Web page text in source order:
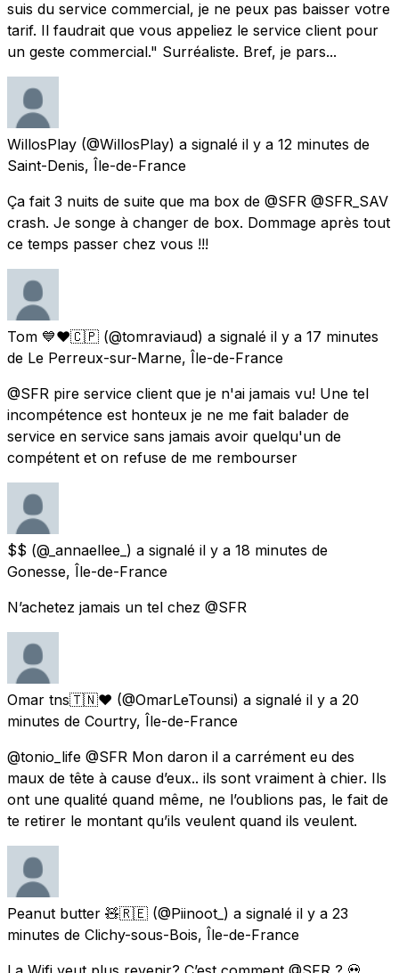
suis du service commercial, je ne peux pas baisser votre
tarif. Il faudrait que vous appeliez le service client pour
un geste commercial." Surréaliste. Bref, je pars...
WillosPlay (@WillosPlay) a signalé il y a 12 minutes de
Saint-Denis, Île-de-France
Ça fait 3 nuits de suite que ma box de @SFR @SFR_SAV
crash. Je songe à changer de box. Dommage après tout
ce temps passer chez vous !!!
Tom 💙❤️🇨🇵 (@tomraviaud) a signalé il y a 17 minutes
de Le Perreux-sur-Marne, Île-de-France
@SFR pire service client que je n'ai jamais vu! Une tel
incompétence est honteux je ne me fait balader de
service en service sans jamais avoir quelqu'un de
compétent et on refuse de me rembourser
$$ (@_annaellee_) a signalé il y a 18 minutes de
Gonesse, Île-de-France
N’achetez jamais un tel chez @SFR
Omar tns🇹🇳❤️ (@OmarLeTounsi) a signalé il y a 20
minutes de Courtry, Île-de-France
@tonio_life @SFR Mon daron il a carrément eu des
maux de tête à cause d’eux.. ils sont vraiment à chier. Ils
ont une qualité quand même, ne l’oublions pas, le fait de
te retirer le montant qu’ils veulent quand ils veulent.
Peanut butter 🧸🇷🇪 (@Piinoot_) a signalé il y a 23
minutes de Clichy-sous-Bois, Île-de-France